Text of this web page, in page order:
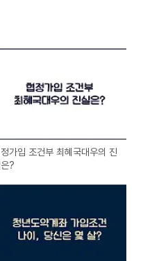
가입 조건부 최혜국대우의 진
?